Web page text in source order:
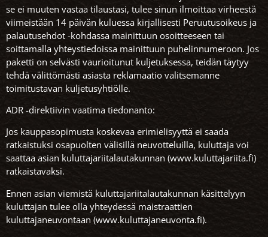
se ei muuten vastaa tilaustasi, tulee sinun ilmoittaa virheestä
viimeistään 14 päivän kuluessa kirjallisesti Peruutusoikeus ja
palautusehdot -kohdassa mainittuun osoitteeseen tai
soittamalla yhteystiedoissa mainittuun puhelinnumeroon. Jos
paketti on selvästi vaurioitunut kuljetuksessa, teidän täytyy
tehdä välittömästi asiasta reklamaatio valitsemanne
toimitustavan kuljetusyhtiölle.
ADR -direktiivin vaatima tiedonanto:
Jos kauppasopimusta koskevaa erimielisyyttä ei saada
ratkaistuksi osapuolten välisillä neuvotteluilla, kuluttaja voi
saattaa asian kuluttajariitalautakunnan (www.kuluttajariita.fi)
ratkaistavaksi.
Ennen asian viemistä kuluttajariitalautakunnan käsittelyyn
kuluttajan tulee olla yhteydessä maistraattien
kuluttajaneuvontaan (www.kuluttajaneuvonta.fi).